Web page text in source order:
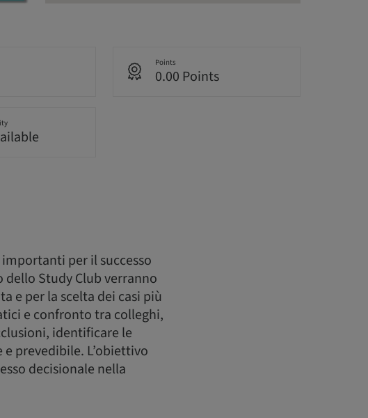
Points
0.00 Points
per il successo
Study Club verranno
e per la scelta dei casi più
e confronto tra colleghi,
identificare le
prevedibile. L’obiettivo
decisionale nella